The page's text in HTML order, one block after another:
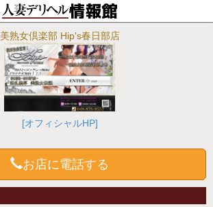
美熟女倶楽部 Hip's春日部店
[オフィシャルHP]
お店に電話する